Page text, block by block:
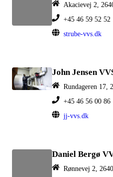
Akacievej 2,
+45 46 59 52 52
strube-vvs.dk
John Jensen
Rundageren 17,
+45 46 56 00 86
jj-vvs.dk
Daniel Bergø
Rønnevej 2,